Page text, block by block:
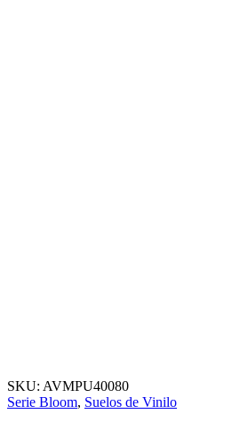
SKU: AVMPU40080
Serie Bloom, Suelos de Vinilo